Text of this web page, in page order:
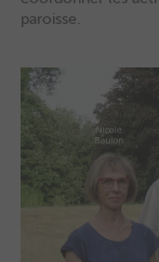
paroisse.